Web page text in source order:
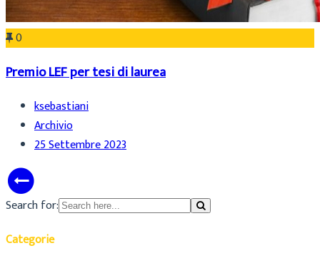
0
Premio LEF per tesi di laurea
ksebastiani
Archivio
25 Settembre 2023
Search for:
Categorie